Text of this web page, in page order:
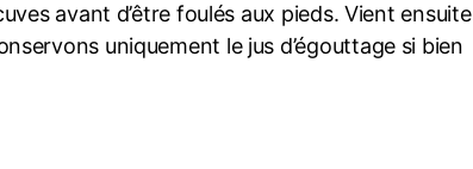
avant d’être foulés aux pieds. Vient ensuite
uniquement le jus d’égouttage si bien